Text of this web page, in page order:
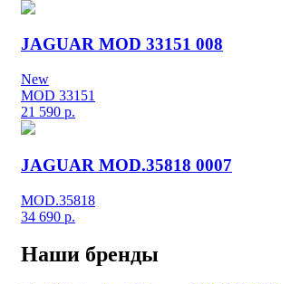
JAGUAR MOD 33151 008
New
MOD 33151
21 590 р.
JAGUAR MOD.35818 0007
MOD.35818
34 690 р.
Наши бренды